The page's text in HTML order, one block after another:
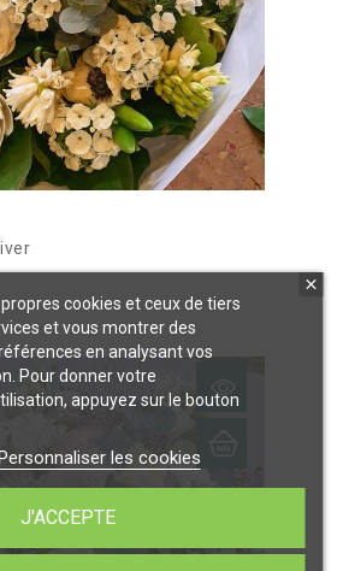
cookies et ceux de tiers
et vous montrer des
en analysant vos
Pour donner votre
appuyez sur le bouton
les cookies
J'ACCEPTE